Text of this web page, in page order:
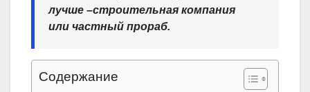
лучше –строительная компания
или частный прораб.
Содержание